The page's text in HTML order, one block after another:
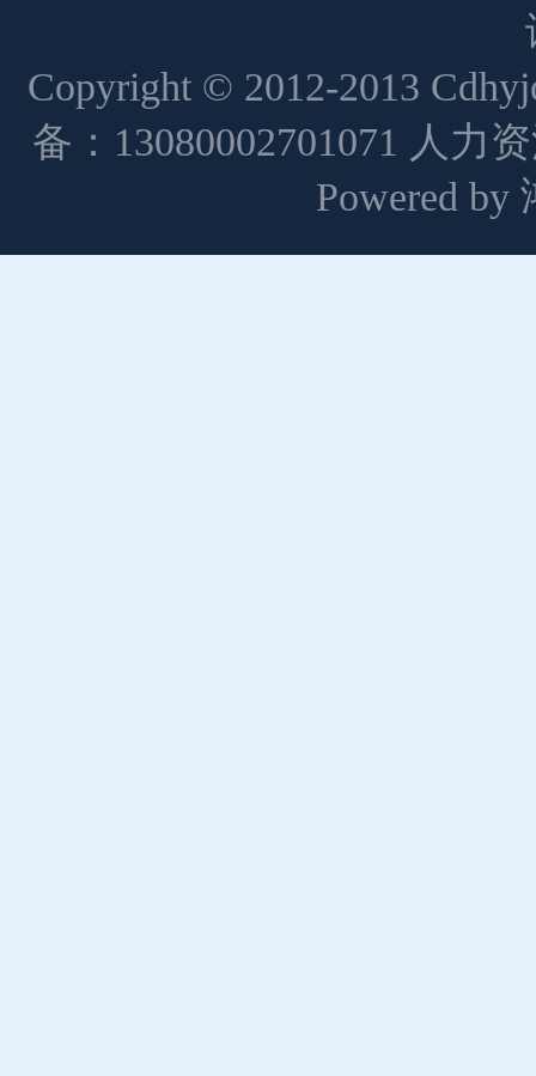
Copyright © 2012-2013
备：13080002701071 人力
Powered by